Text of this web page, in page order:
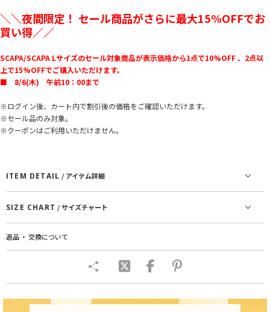
＼＼夜間限定！ セール商品がさらに最大15%OFFでお
買い得／／
SCAPA/SCAPA Lサイズのセール対象商品が表示価格から1点で10%OFF 、2点以
上で15%OFFでご購入いただけます。
■ 8/6(木) 午前10：00まで
※ログイン後、カート内で割引後の価格をご確認いただけます。
※セール品のみ対象。
※クーポンはご利用いただけません。
ITEM DETAIL / アイテム詳細
SIZE CHART / サイズチャート
返品 ・ 交換について